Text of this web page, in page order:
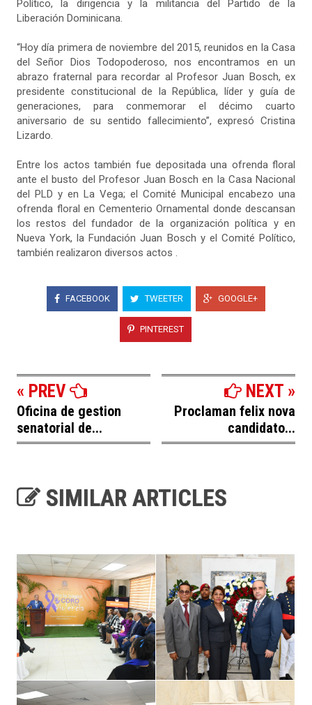
Político, la dirigencia y la militancia del Partido de la
Liberación Dominicana.
“Hoy día primera de noviembre del 2015, reunidos en la Casa
del Señor Dios Todopoderoso, nos encontramos en un
abrazo fraternal para recordar al Profesor Juan Bosch, ex
presidente constitucional de la República, líder y guía de
generaciones, para conmemorar el décimo cuarto
aniversario de su sentido fallecimiento”, expresó Cristina
Lizardo.
Entre los actos también fue depositada una ofrenda floral
ante el busto del Profesor Juan Bosch en la Casa Nacional
del PLD y en La Vega; el Comité Municipal encabezo una
ofrenda floral en Cementerio Ornamental donde descansan
los restos del fundador de la organización política y en
Nueva York, la Fundación Juan Bosch y el Comité Político,
también realizaron diversos actos .
FACEBOOK TWEETER GOOGLE+
PINTEREST
« PREV
Oficina de gestion
senatorial de...
NEXT »
Proclaman felix nova
candidato...
SIMILAR ARTICLES